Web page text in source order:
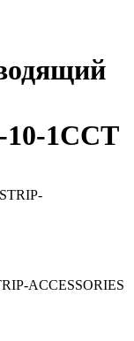
10-1CCT
ACCESSORIES